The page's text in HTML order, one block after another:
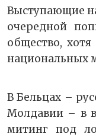
Выступающие
очередной
общество,
национальных
В Бельцах –
Молдавии – в
митинг под